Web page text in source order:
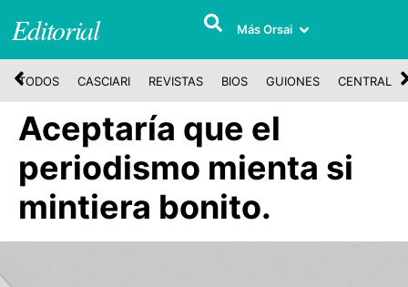
Editorial Más Orsai
TODOS CASCIARI REVISTAS BIOS GUIONES CENTRAL
Aceptaría que el
periodismo mienta si
mintiera bonito.